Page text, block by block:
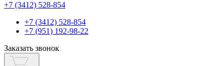
+7 (3412) 528-854
+7 (3412) 528-854
+7 (951) 192-98-22
Заказать звонок